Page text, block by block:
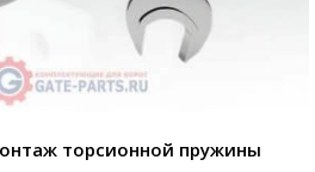
торсионной пружины